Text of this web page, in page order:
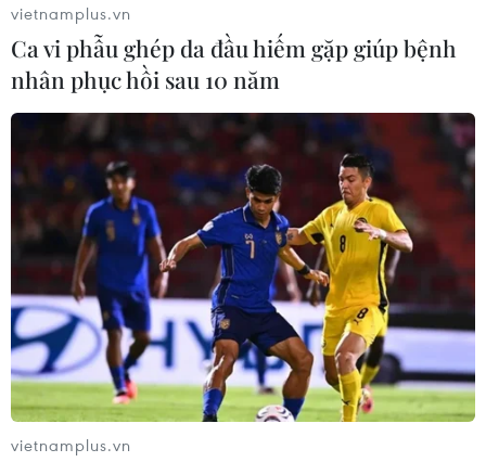
Người dân thích thú với Lễ hội
diều Huế chào mừng Festival
29/04/2018 02:12
Từ 28/4 đến ngày 2/5, tại thành phố Huế diễn ra lễ hội
diều Huế với sự tham dự của các thành viên câu lạc bộ
mang đến trình diễn các loại diều độc đáo, lạ mắt.
vietnamplus.vn
Ca vi phẫu ghép da đầu hiếm gặp giúp bệnh
nhân phục hồi sau 10 năm
vietnamplus.vn